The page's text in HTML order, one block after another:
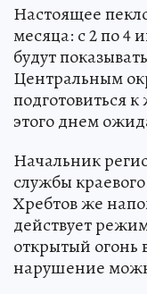
Настоящее
месяца: с 2 по 4
будут
Центральным
подготовиться
этого днем
Начальник
службы
Хребтов же
действует
открытый огонь
нарушение